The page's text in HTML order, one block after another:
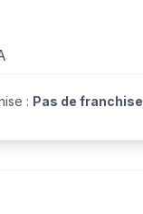
: Pas de franchise